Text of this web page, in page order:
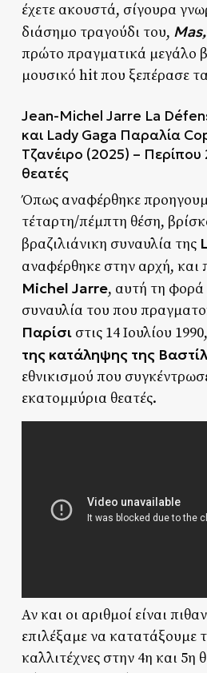
έχετε ακουστά, σίγουρα
διάσημο τραγούδι του,
πρώτο πραγματικά μεγάλο
μουσικό hit που ξεπέρασε
Jean-Michel Jarre La
και Lady Gaga Παραλία
Τζανέιρο (2025) – Περίπου
θεατές
Όπως αναφέρθηκε
τέταρτη/πέμπτη θέση,
βραζιλιάνικη συναυλία της
αναφέρθηκε στην αρχή, και
Michel Jarre, αυτή τη φορά
συναυλία του που
Παρίσιστις 14 Ιουλίου
της κατάληψης της
εθνικισμού που
εκατομμύρια θεατές.
Αν και οι αριθμοί είναι
επιλέξαμε να κατατάξουμε
καλλιτέχνες στην 4η και 5η